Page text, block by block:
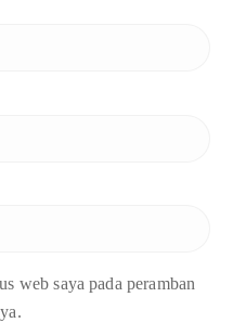
web saya pada peramban